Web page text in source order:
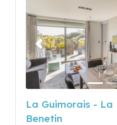
Précédent
La Guimorais - La
Benetin